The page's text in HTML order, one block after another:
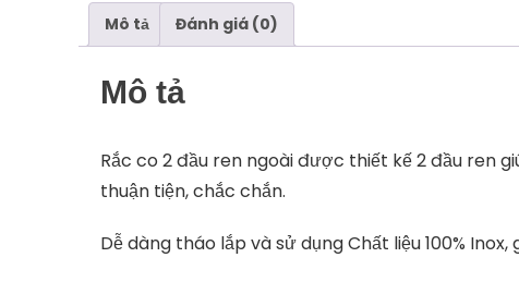
Mô tả Đánh giá (0)
Mô tả
Rắc co 2 đầu ren ngoài được thiết kế 2 đầu ren
thuận tiện, chắc chắn.
Dễ dàng tháo lắp và sử dụng Chất liệu 100%